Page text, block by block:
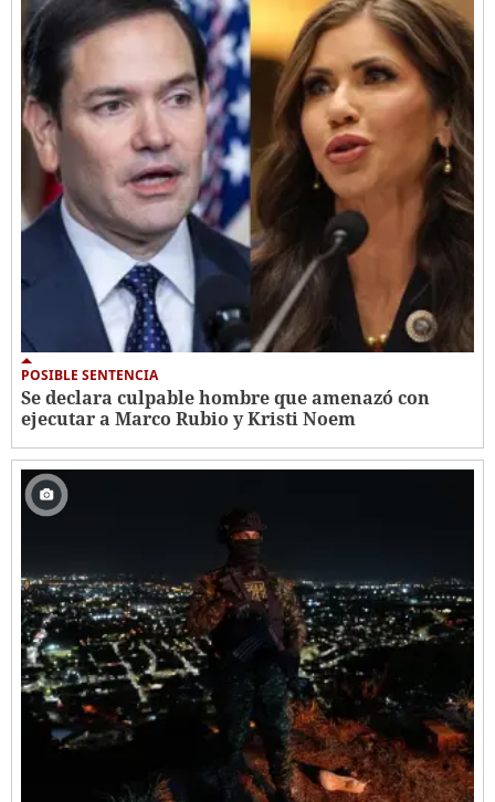
POSIBLE SENTENCIA
Se declara culpable hombre que amenazó con
ejecutar a Marco Rubio y Kristi Noem